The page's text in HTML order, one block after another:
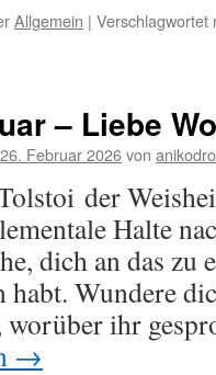
Allgemein | Verschlagwortet
– Liebe
26. Februar 2026von
der
Halte
dich an das zu
habt. Wundere
worüber ihr
→